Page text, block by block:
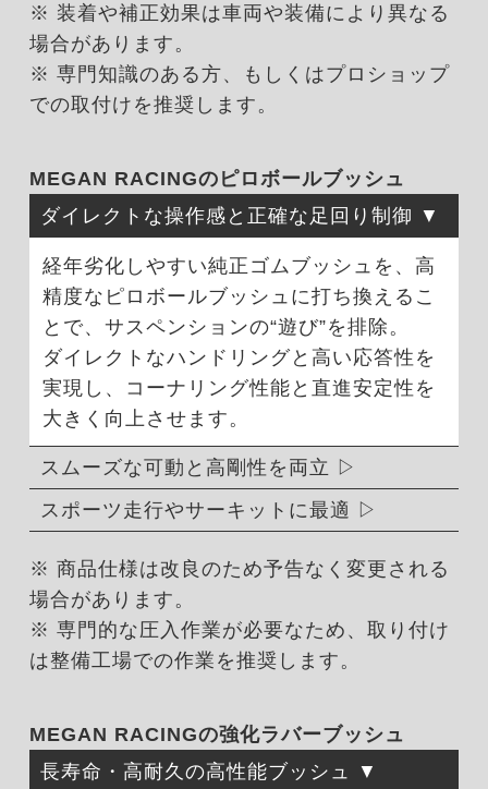
※ 装着や補正効果は車両や装備により異なる
場合があります。
※ 専門知識のある方、もしくはプロショップ
での取付けを推奨します。
MEGAN RACINGのピロボールブッシュ
ダイレクトな操作感と正確な足回り制御
経年劣化しやすい純正ゴムブッシュを、高
精度なピロボールブッシュに打ち換えるこ
とで、サスペンションの“遊び”を排除。
ダイレクトなハンドリングと高い応答性を
実現し、コーナリング性能と直進安定性を
大きく向上させます。
スムーズな可動と高剛性を両立
スポーツ走行やサーキットに最適
※ 商品仕様は改良のため予告なく変更される
場合があります。
※ 専門的な圧入作業が必要なため、取り付け
は整備工場での作業を推奨します。
MEGAN RACINGの強化ラバーブッシュ
長寿命・高耐久の高性能ブッシュ